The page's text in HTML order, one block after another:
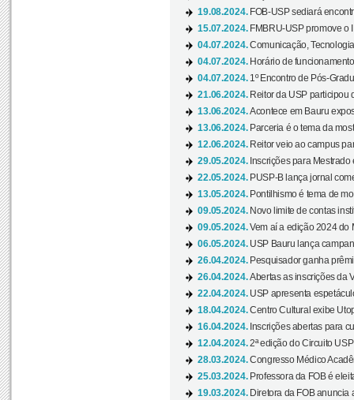
19.08.2024. FOB-USP sediará
15.07.2024. FMBRU-USP promove o
04.07.2024.Comunicação,
04.07.2024. Horário de
04.07.2024. 1º Encontro de Pós-
21.06.2024. Reitor da USP participou
13.06.2024.Acontece em Bauru
13.06.2024. Parceria é o tema da
12.06.2024. Reitor veio ao campus
29.05.2024. Inscrições para
22.05.2024. PUSP-B lança jornal
13.05.2024. Pontilhismo é tema de
09.05.2024. Novo limite de contas
09.05.2024.Vem aí a edição 2024 do
06.05.2024. USP Bauru lança
26.04.2024. Pesquisador ganha
26.04.2024.Abertas as inscrições da
22.04.2024. USP apresenta
18.04.2024.Centro Cultural exibe
16.04.2024. Inscrições abertas para
12.04.2024.2ª edição do Circuito
28.03.2024.Congresso Médico
25.03.2024. Professora da FOB é
19.03.2024. Diretora da FOB anuncia